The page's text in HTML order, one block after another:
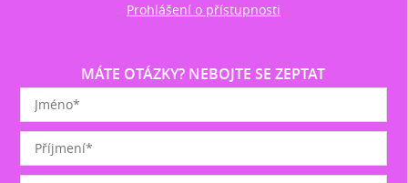
Prohlášení o přístupnosti
MÁTE OTÁZKY? NEBOJTE SE ZEPTAT